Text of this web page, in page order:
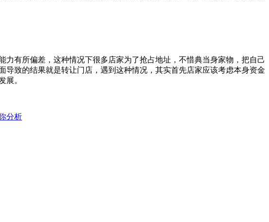
有所偏差，这种情况下很多店家为了抢占地址，不惜典当身家物，把自己
致的结果就是转让门店，遇到这种情况，其实首先店家应该考虑本身资金
展。
分析